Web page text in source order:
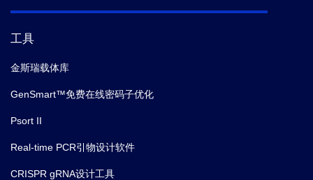
工具
金斯瑞载体库
GenSmart™免费在线密码子优化
Psort II
Real-time PCR引物设计软件
CRISPR gRNA设计工具